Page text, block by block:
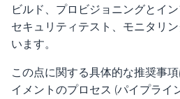
ビルド、プロビジョニングとイ
セキュリティテスト、モニタリ
います。
この点に関する具体的な推奨事
イメントのプロセス (パイプライ